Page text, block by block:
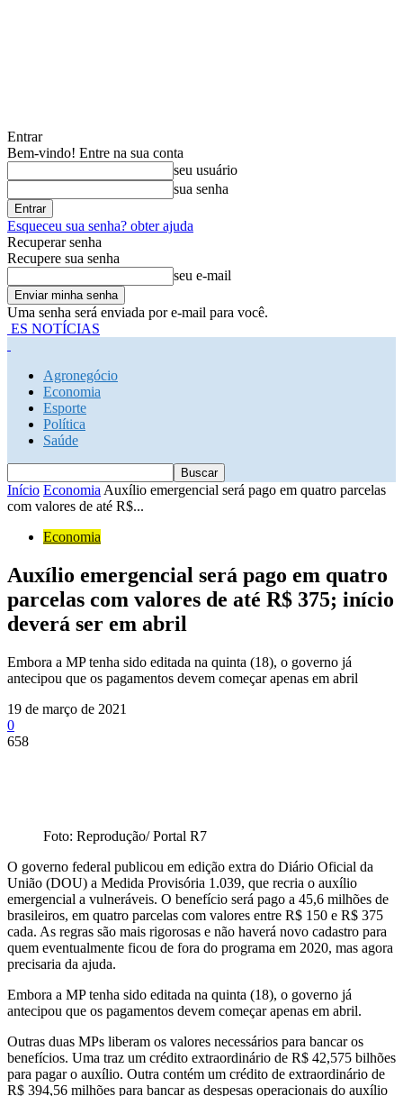
Entrar
Bem-vindo! Entre na sua conta
seu usuário
sua senha
Esqueceu sua senha? obter ajuda
Recuperar senha
Recupere sua senha
seu e-mail
Uma senha será enviada por e-mail para você.
ES NOTÍCIAS
Agronegócio
Economia
Esporte
Política
Saúde
Início Economia Auxílio emergencial será pago em quatro parcelas
com valores de até R$...
Economia
Auxílio emergencial será pago em quatro
parcelas com valores de até R$ 375; início
deverá ser em abril
Embora a MP tenha sido editada na quinta (18), o governo já
antecipou que os pagamentos devem começar apenas em abril
19 de março de 2021
0
658
Foto: Reprodução/ Portal R7
O governo federal publicou em edição extra do Diário Oficial da
União (DOU) a Medida Provisória 1.039, que recria o auxílio
emergencial a vulneráveis. O benefício será pago a 45,6 milhões de
brasileiros, em quatro parcelas com valores entre R$ 150 e R$ 375
cada. As regras são mais rigorosas e não haverá novo cadastro para
quem eventualmente ficou de fora do programa em 2020, mas agora
precisaria da ajuda.
Embora a MP tenha sido editada na quinta (18), o governo já
antecipou que os pagamentos devem começar apenas em abril.
Outras duas MPs liberam os valores necessários para bancar os
benefícios. Uma traz um crédito extraordinário de R$ 42,575 bilhões
para pagar o auxílio. Outra contém um crédito de extraordinário de
R$ 394,56 milhões para bancar as despesas operacionais do auxílio